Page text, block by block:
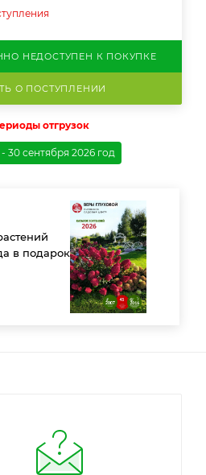
НЕДОСТУПЕН К ПОКУПКЕ
О ПОСТУПЛЕНИИ
отгрузок
- 30 сентября 2026 год
в подарок